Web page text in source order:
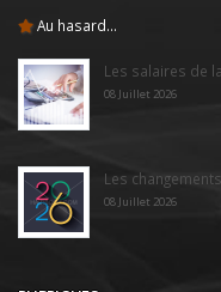
Au hasard...
Les salaires de
08 Juillet 2026
Les
08 Juillet 2026